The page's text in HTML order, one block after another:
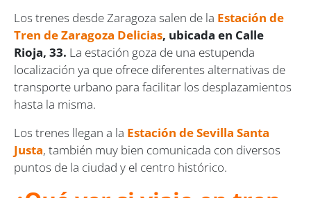
Los trenes desde Zaragoza salen de la Estación de
Tren de Zaragoza Delicias, ubicada en Calle
Rioja, 33. La estación goza de una estupenda
localización ya que ofrece diferentes alternativas de
transporte urbano para facilitar los desplazamientos
hasta la misma.
Los trenes llegan a la Estación de Sevilla Santa
Justa, también muy bien comunicada con diversos
puntos de la ciudad y el centro histórico.